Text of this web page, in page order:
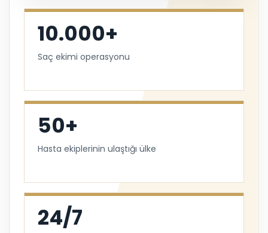
10.000+
Saç ekimi operasyonu
50+
Hasta ekiplerinin ulaştığı ülke
24/7